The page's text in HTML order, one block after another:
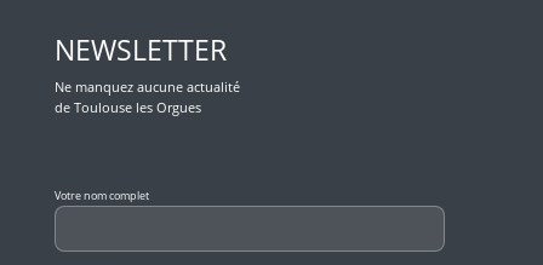
NEWSLETTER
Ne manquez aucune actualité
de Toulouse les Orgues
Votre nom complet